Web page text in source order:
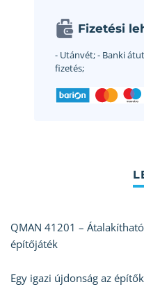
Fizetési
- Utánvét;- Banki
fizetés;
QMAN 41201 –
építőjáték
Egy igazi újdonság az